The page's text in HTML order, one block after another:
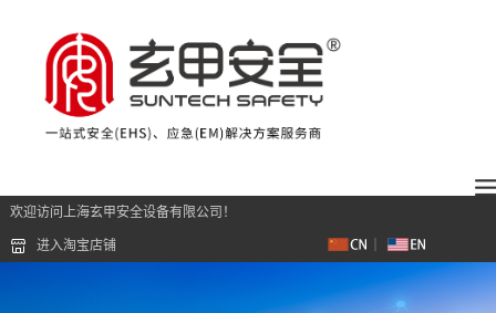
欢迎访问上海玄甲安全设备有限公司！
进入淘宝店铺